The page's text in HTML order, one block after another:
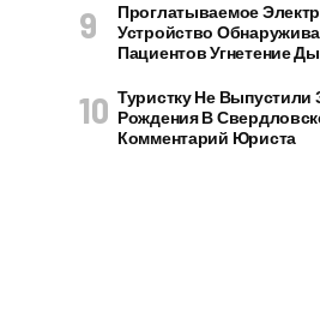
Проглатываемое
Устройство
Пациентов Угнетение
Туристку Не Выпустили
Рождения В
Комментарий Юриста